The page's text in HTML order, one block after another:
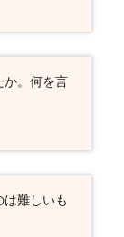
か。何を言
難しいも